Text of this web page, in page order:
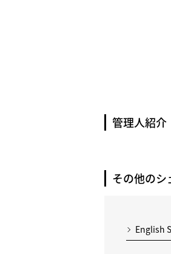
管理人紹介
その他のシ
English